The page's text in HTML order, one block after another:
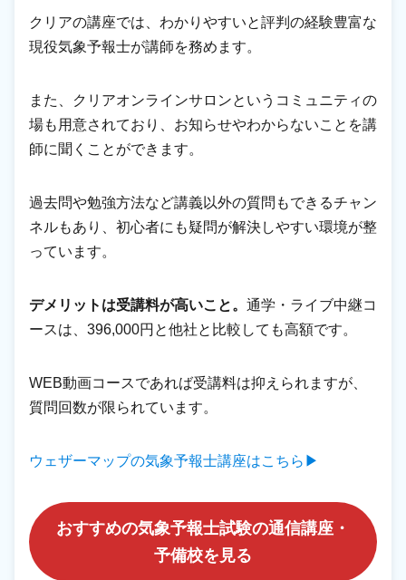
クリアの講座では、わかりやすいと評判の経験豊富な
現役気象予報士が講師を務めます。
また、クリアオンラインサロンというコミュニティの
場も用意されており、お知らせやわからないことを講
師に聞くことができます。
過去問や勉強方法など講義以外の質問もできるチャン
ネルもあり、初心者にも疑問が解決しやすい環境が整
っています。
デメリットは受講料が高いこと。 通学・ライブ中継コ
ースは、396,000円と他社と比較しても高額です。
WEB動画コースであれば受講料は抑えられますが、
質問回数が限られています。
ウェザーマップの気象予報士講座はこちら▶
おすすめの気象予報士試験の通信講座・
予備校を見る